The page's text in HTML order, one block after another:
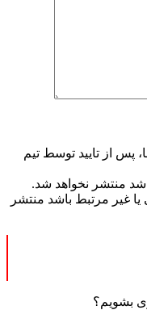
پس از تایید توسط تیم
منتشر نخواهد شد.
یا غیر مرتبط باشد منتشر